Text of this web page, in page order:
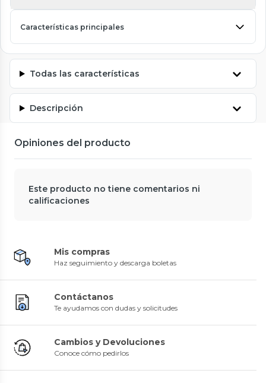
Características principales
Todas las características
Descripción
Opiniones del producto
Este producto no tiene comentarios ni
calificaciones
Mis compras
Haz seguimiento y descarga boletas
Contáctanos
Te ayudamos con dudas y solicitudes
Cambios y Devoluciones
Conoce cómo pedirlos